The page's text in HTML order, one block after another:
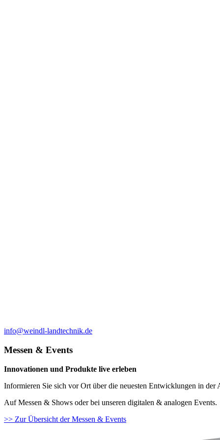
info@weindl-landtechnik.de
Messen & Events
Innovationen und Produkte live erleben
Informieren Sie sich vor Ort über die neuesten Entwicklungen in
Auf Messen & Shows oder bei unseren digitalen & analogen Events.
>> Zur Übersicht der Messen & Events